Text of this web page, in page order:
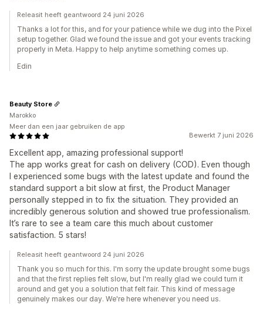
Releasit heeft geantwoord 24 juni 2026
Thanks a lot for this, and for your patience while we dug into the Pixel
setup together. Glad we found the issue and got your events tracking
properly in Meta. Happy to help anytime something comes up.
Edin
Bewerkt 7 juni 2026
Excellent app, amazing professional support!
The app works great for cash on delivery (COD). Even though
I experienced some bugs with the latest update and found the
standard support a bit slow at first, the Product Manager
personally stepped in to fix the situation. They provided an
incredibly generous solution and showed true professionalism.
It’s rare to see a team care this much about customer
satisfaction. 5 stars!
Beauty Store
Marokko
Meer dan een jaar gebruiken de app
Releasit heeft geantwoord 24 juni 2026
Thank you so much for this. I'm sorry the update brought some bugs
and that the first replies felt slow, but I'm really glad we could turn it
around and get you a solution that felt fair. This kind of message
genuinely makes our day. We're here whenever you need us.